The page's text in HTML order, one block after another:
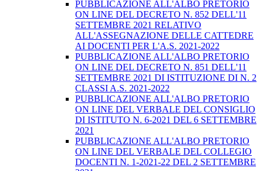
PUBBLICAZIONE ALL'ALBO PRETORIO
ON LINE DEL DECRETO N. 852 DELL'11
SETTEMBRE 2021 RELATIVO
ALL'ASSEGNAZIONE DELLE CATTEDRE
AI DOCENTI PER L'A.S. 2021-2022
PUBBLICAZIONE ALL'ALBO PRETORIO
ON LINE DEL DECRETO N. 851 DELL'11
SETTEMBRE 2021 DI ISTITUZIONE DI N. 2
CLASSI A.S. 2021-2022
PUBBLICAZIONE ALL'ALBO PRETORIO
ON LINE DEL VERBALE DEL CONSIGLIO
DI ISTITUTO N. 6-2021 DEL 6 SETTEMBRE
2021
PUBBLICAZIONE ALL'ALBO PRETORIO
ON LINE DEL VERBALE DEL COLLEGIO
DOCENTI N. 1-2021-22 DEL 2 SETTEMBRE